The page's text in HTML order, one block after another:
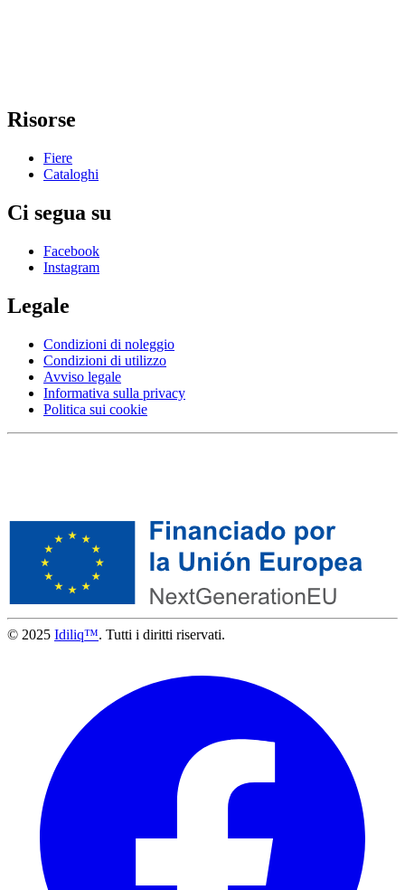
Risorse
Fiere
Cataloghi
Ci segua su
Facebook
Instagram
Legale
Condizioni di noleggio
Condizioni di utilizzo
Avviso legale
Informativa sulla privacy
Politica sui cookie
© 2025 Idiliq™. Tutti i diritti riservati.